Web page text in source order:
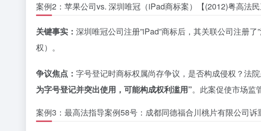
案例2：苹果公司vs. 深圳唯冠（iPad商标案）【(2012)粤高法民
关键事实： 深圳唯冠公司注册”iPad”商标后，其关联公司注册
权）。
争议焦点： 字号登记时商标权属尚存争议，是否构成侵权？法
为字号登记并突出使用，可能构成权利滥用”。此案促使市场监
案例3：最高法指导案例58号：成都同德福合川桃片有限公司